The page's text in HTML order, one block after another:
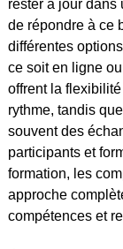
rester à jour dans
de répondre à ce
différentes
ce soit en ligne
offrent la
rythme, tandis
souvent des
participants et
formation, les
approche
compétences et